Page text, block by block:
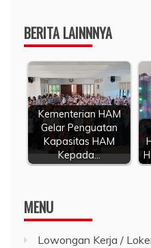
BERITA LAINNNYA
Kementerian HAM
Gelar Penguatan
Kapasitas HAM
Kepada…
MENU
Lowongan Kerja /